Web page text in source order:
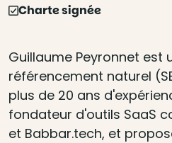
Charte signée
Guillaume Peyronnet est
référencement naturel
plus de 20 ans
fondateur d'outils SaaS
et Babbar.tech, et